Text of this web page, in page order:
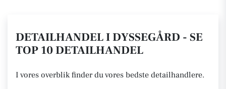
DETAILHANDEL I DYSSEGÅRD - SE
TOP 10 DETAILHANDEL
I vores overblik finder du vores bedste detailhandlere.